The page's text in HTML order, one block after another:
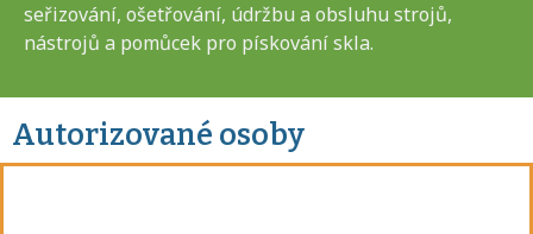
seřizování, ošetřování, údržbu a obsluhu strojů,
nástrojů a pomůcek pro pískování skla.
Autorizované osoby